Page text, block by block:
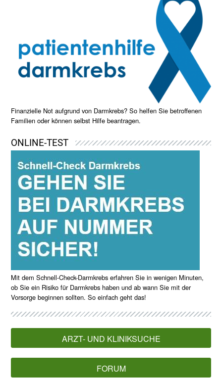
Finanzielle Not aufgrund von Darmkrebs? So helfen Sie betroffenen
Familien oder können selbst Hilfe beantragen.
ONLINE-TEST
Mit dem Schnell-Check-Darmkrebs erfahren Sie in wenigen Minuten,
ob Sie ein Risiko für Darmkrebs haben und ab wann Sie mit der
Vorsorge beginnen sollten. So einfach geht das!
ARZT- UND KLINIKSUCHE
FORUM